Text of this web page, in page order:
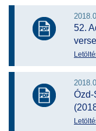
52.